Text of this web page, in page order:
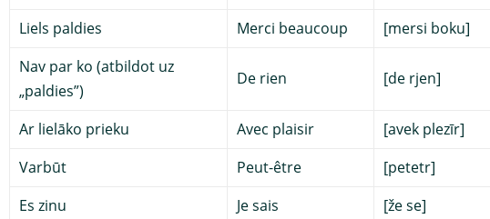
Liels paldies
Merci beaucoup
[mersi boku]
Nav par ko (atbildot uz
„paldies”)
De rien [de rjen]
Ar lielāko prieku Avec plaisir
[avek plezīr]
Varbūt
Peut-être
[petetr]
Es zinu
Je sais
[že se]